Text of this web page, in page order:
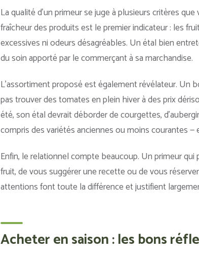
La qualité d’un primeur se juge à plusieurs critères
fraîcheur des produits est le premier indicateur : les
excessives ni odeurs désagréables. Un étal bien
du soin apporté par le commerçant à sa marchandise.
L’assortiment proposé est également révélateur. Un
pas trouver des tomates en plein hiver à des prix
été, son étal devrait déborder de courgettes,
compris des variétés anciennes ou moins courantes
Enfin, le relationnel compte beaucoup. Un primeur
fruit, de vous suggérer une recette ou de vous
attentions font toute la différence et justifient
Acheter en saison : les bons